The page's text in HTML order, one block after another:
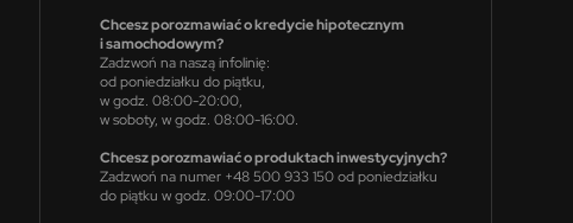
Chcesz porozmawiać o kredycie hipotecznym
i samochodowym?
Zadzwoń na naszą infolinię:
od poniedziałku do piątku,
w godz. 08:00-20:00,
w soboty, w godz. 08:00-16:00.
Chcesz porozmawiać o produktach inwestycyjnych?
Zadzwoń na numer +48 500 933 150 od poniedziałku
do piątku w godz. 09:00-17:00